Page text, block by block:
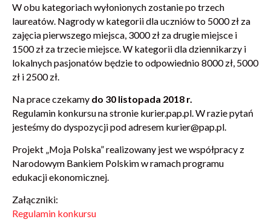
W obu kategoriach wyłonionych zostanie po trzech
laureatów. Nagrody w kategorii dla uczniów to 5000 zł za
zajęcia pierwszego miejsca, 3000 zł za drugie miejsce i
1500 zł za trzecie miejsce. W kategorii dla dziennikarzy i
lokalnych pasjonatów będzie to odpowiednio 8000 zł, 5000
zł i 2500 zł.
Na prace czekamy do 30 listopada 2018 r.
Regulamin konkursu na stronie kurier.pap.pl. W razie pytań
jesteśmy do dyspozycji pod adresem kurier@pap.pl.
Projekt „Moja Polska” realizowany jest we współpracy z
Narodowym Bankiem Polskim w ramach programu
edukacji ekonomicznej.
Załączniki:
Regulamin konkursu